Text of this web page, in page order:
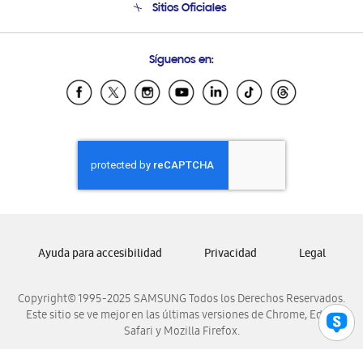
Condiciones de Compra
Soporte vía eMail
Sitios Oficiales
Samsung Ecuador
Samsung El Salvador
Samsung Honduras
Samsung Nicaragua
Samsung Panamá
Samsung Venezuela
Síguenos en:
Copyright© 1995-2025 SAMSUNG Todos los Derechos Reservados.
Este sitio se ve mejor en las últimas versiones de Chrome, Edge,
Safari y Mozilla Firefox.
Ayuda para accesibilidad Privacidad Legal